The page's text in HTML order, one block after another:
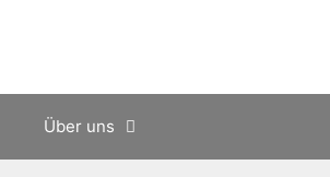
Über uns